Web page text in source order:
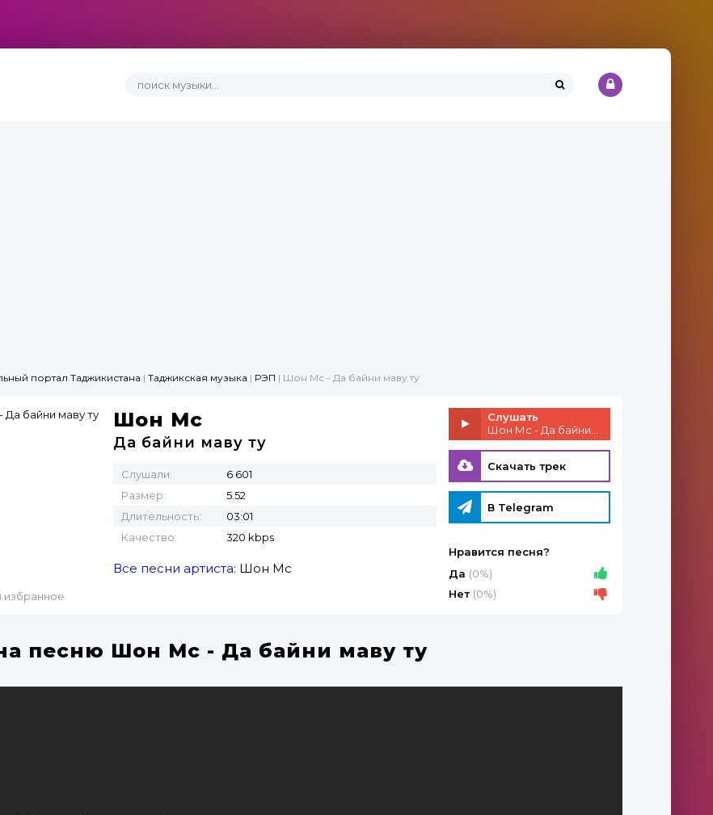
портал Таджикистана | Таджикская музыка | РЭП | Шон Мс - Да байни маву ту
избранное
Шон Мс
Да байни маву ту
Слушали:
6 601
Размер:
5.52
Длительность:
03:01
Качество:
320 kbps
Все песни артиста: Шон Мс
Слушать
Скачать трек
В Telegram
Нравится песня?
Да (0%)
Нет (0%)
песню Шон Мс - Да байни маву ту